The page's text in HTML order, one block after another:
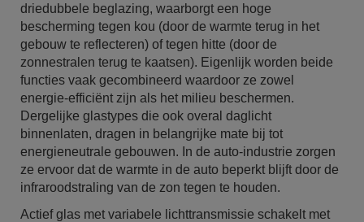
driedubbele beglazing, waarborgt een hoge
bescherming tegen kou (door de warmte terug in het
gebouw te reflecteren) of tegen hitte (door de
zonnestralen terug te kaatsen). Eigenlijk worden beide
functies vaak gecombineerd waardoor ze zowel
energie-efficiënt zijn als het milieu beschermen.
Dergelijke glastypes die ook overal daglicht
binnenlaten, dragen in belangrijke mate bij tot
energieneutrale gebouwen. In de auto-industrie zorgen
ze ervoor dat de warmte in de auto beperkt blijft door de
infraroodstraling van de zon tegen te houden.
Actief glas met variabele lichttransmissie schakelt met